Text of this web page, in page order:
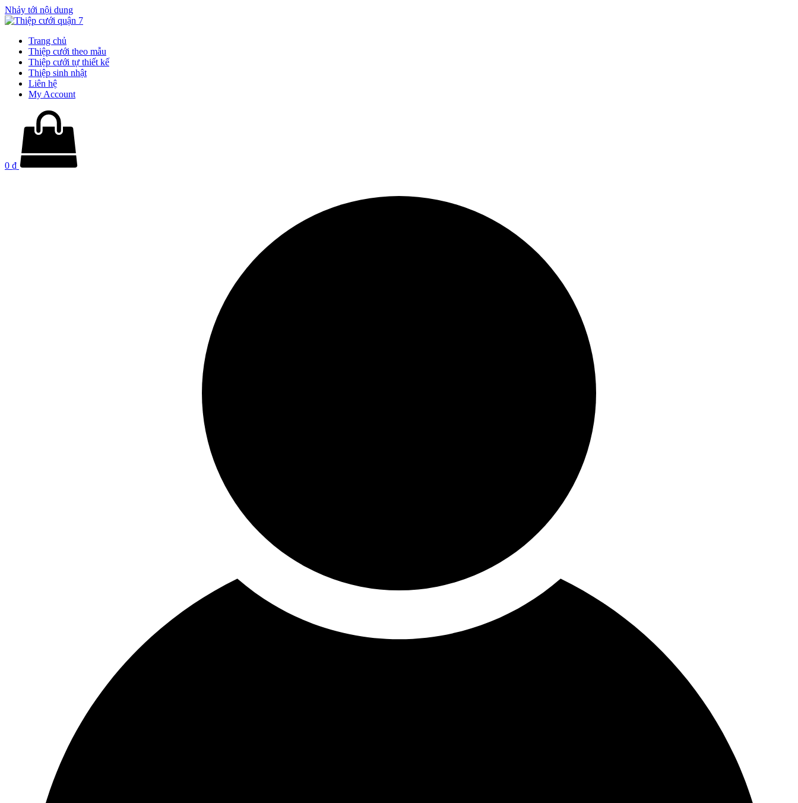
Nhảy tới nội dung
Trang chủ
Thiệp cưới theo mẫu
Thiệp cưới tự thiết kế
Thiệp sinh nhật
Liên hệ
My Account
0 ₫